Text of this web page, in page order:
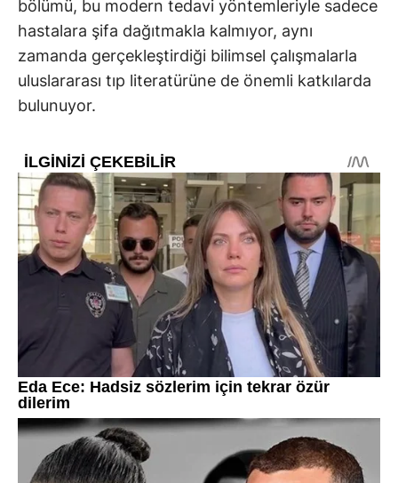
bölümü, bu modern tedavi yöntemleriyle sadece
hastalara şifa dağıtmakla kalmıyor, aynı
zamanda gerçekleştirdiği bilimsel çalışmalarla
uluslararası tıp literatürüne de önemli katkılarda
bulunuyor.